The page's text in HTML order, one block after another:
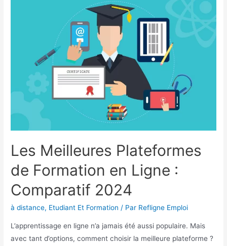
Les Meilleures Plateformes
de Formation en Ligne :
Comparatif 2024
à distance, Etudiant Et Formation / Par Refligne Emploi
L’apprentissage en ligne n’a jamais été aussi populaire. Mais
avec tant d’options, comment choisir la meilleure plateforme ?